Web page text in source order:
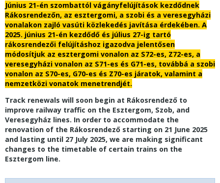
Június 21-én szombattól vágányfelújítások kezdődnek
Rákosrendezőn, az esztergomi, a szobi és a veresegyházi
vonalakon zajló vasúti közlekedés javítása érdekében. A
2025. június 21-én kezdődő és július 27-ig tartó
rákosrendezői felújításhoz igazodva jelentősen
módosítjuk az esztergomi vonalon az S72-es, Z72-es, a
veresegyházi vonalon az S71-es és G71-es, továbbá a szobi
vonalon az S70-es, G70-es és Z70-es járatok, valamint a
nemzetközi vonatok menetrendjét.
Track renewals will soon begin at Rákosrendező to
improve railway traffic on the Esztergom, Szob, and
Veresegyház lines. In order to accommodate the
renovation of the Rákosrendező starting on 21 June 2025
and lasting until 27 July 2025, we are making significant
changes to the timetable of certain trains on the
Esztergom line.